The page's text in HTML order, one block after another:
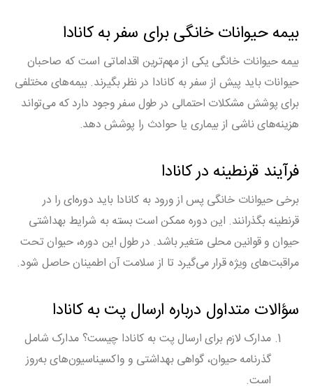
بیمه حیوانات خانگی برای سفر به کانادا
بیمه حیوانات خانگی یکی از مهم‌ترین اقداماتی است که صاحبان
حیوانات باید پیش از سفر به کانادا در نظر بگیرند. بیمه‌های مختلفی
برای پوشش مشکلات احتمالی در طول سفر وجود دارد که می‌تواند
هزینه‌های ناشی از بیماری یا حوادث را پوشش دهد.
فرآیند قرنطینه در کانادا
برخی حیوانات خانگی پس از ورود به کانادا باید دوره‌ای را در
قرنطینه بگذرانند. این دوره ممکن است بسته به شرایط بهداشتی
حیوان و قوانین محلی متغیر باشد. در طول این دوره، حیوان تحت
مراقبت‌های ویژه قرار می‌گیرد تا از سلامت آن اطمینان حاصل شود.
سؤالات متداول درباره ارسال پت به کانادا
مدارک لازم برای ارسال پت به کانادا چیست؟مدارک شامل
گذرنامه حیوان، گواهی بهداشتی و واکسیناسیون‌های به‌روز
است.